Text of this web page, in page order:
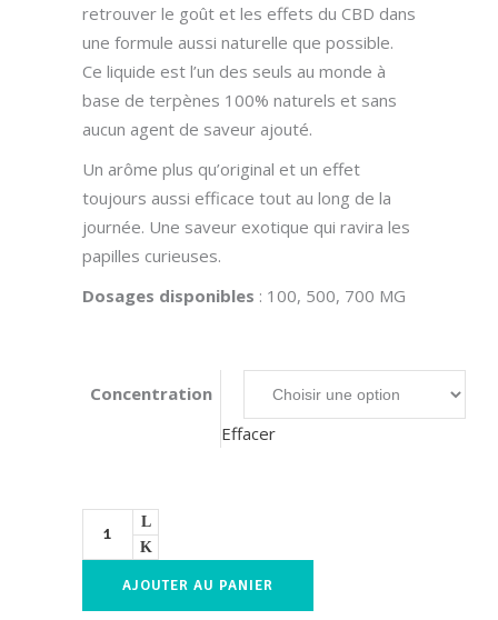
19,90
retrouver le goût et les effets du CBD dans
une formule aussi naturelle que possible.
Ce liquide est l’un des seuls au monde à
base de terpènes 100% naturels et sans
aucun agent de saveur ajouté.
Un arôme plus qu’original et un effet
toujours aussi efficace tout au long de la
journée. Une saveur exotique qui ravira les
papilles curieuses.
Dosages disponibles : 100, 500, 700 MG
Concentration
Effacer
AJOUTER AU PANIER